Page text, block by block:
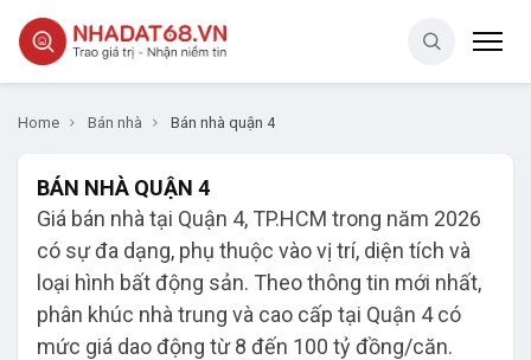
Home Bán nhà Bán nhà quận 4
BÁN NHÀ QUẬN 4
Giá bán nhà tại Quận 4, TP.HCM trong năm 2026
có sự đa dạng, phụ thuộc vào vị trí, diện tích và
loại hình bất động sản. Theo thông tin mới nhất,
phân khúc nhà trung và cao cấp tại Quận 4 có
mức giá dao động từ 8 đến 100 tỷ đồng/căn.